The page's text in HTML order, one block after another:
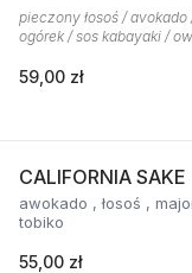
pieczony łosoś /
ogórek / sos kabayaki /
59,00 zł
CALIFORNIA SAKE
awokado , łosoś , majonez , ogórek , kawior
tobiko
55,00 zł